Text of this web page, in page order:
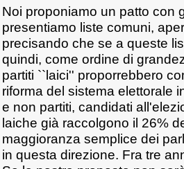
Noi proponiamo un patto con
presentiamo liste comuni,
precisando che se a queste
quindi, come ordine di
partiti ``laici'' proporrebbero
riforma del sistema elettorale
e non partiti, candidati
laiche già raccolgono il 26%
maggioranza semplice dei
in questa direzione. Fra tre